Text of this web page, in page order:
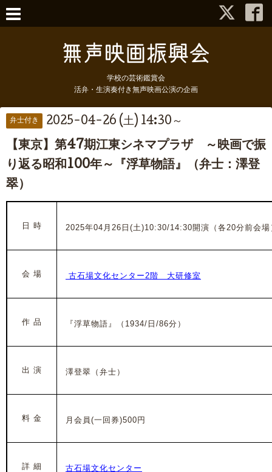
学校の芸術鑑賞会
活弁・生演奏付き無声映画公演の企画
弁士付き 2025-04-26 (土) 14:30～
【東京】第47期江東シネマプラザ ～映画で振
り返る昭和100年～『浮草物語』（弁士：澤登
翠）
日 時 2025年04月26日(土)10:30/14:30開演（各20分前会場
会 場 古石場文化センター2階 大研修室
作 品 『浮草物語』（1934/日/86分）
出 演 澤登翠（弁士）
料 金 月会員(一回券)500円
詳 細 古石場文化センター